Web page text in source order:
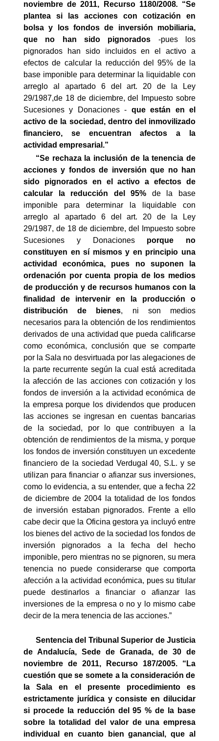
noviembre de 2011, Recurso 1180/2008. “Se
plantea si las acciones con cotización en
bolsa y los fondos de inversión mobiliaria,
que no han sido pignorados -pues los
pignorados han sido incluidos en el activo a
efectos de calcular la reducción del 95% de la
base imponible para determinar la liquidable con
arreglo al apartado 6 del art. 20 de la Ley
29/1987,de 18 de diciembre, del Impuesto sobre
Sucesiones y Donaciones - que están en el
activo de la sociedad, dentro del inmovilizado
financiero, se encuentran afectos a la
actividad empresarial.”
“Se rechaza la inclusión de la tenencia de
acciones y fondos de inversión que no han
sido pignorados en el activo a efectos de
calcular la reducción del 95% de la base
imponible para determinar la liquidable con
arreglo al apartado 6 del art. 20 de la Ley
29/1987, de 18 de diciembre, del Impuesto sobre
Sucesiones y Donaciones porque no
constituyen en sí mismos y en principio una
actividad económica, pues no suponen la
ordenación por cuenta propia de los medios
de producción y de recursos humanos con la
finalidad de intervenir en la producción o
distribución de bienes, ni son medios
necesarios para la obtención de los rendimientos
derivados de una actividad que pueda calificarse
como económica, conclusión que se comparte
por la Sala no desvirtuada por las alegaciones de
la parte recurrente según la cual está acreditada
la afección de las acciones con cotización y los
fondos de inversión a la actividad económica de
la empresa porque los dividendos que producen
las acciones se ingresan en cuentas bancarias
de la sociedad, por lo que contribuyen a la
obtención de rendimientos de la misma, y porque
los fondos de inversión constituyen un excedente
financiero de la sociedad Verdugal 40, S.L. y se
utilizan para financiar o afianzar sus inversiones,
como lo evidencia, a su entender, que a fecha 22
de diciembre de 2004 la totalidad de los fondos
de inversión estaban pignorados. Frente a ello
cabe decir que la Oficina gestora ya incluyó entre
los bienes del activo de la sociedad los fondos de
inversión pignorados a la fecha del hecho
imponible, pero mientras no se pignoren, su mera
tenencia no puede considerarse que comporta
afección a la actividad económica, pues su titular
puede destinarlos a financiar o afianzar las
inversiones de la empresa o no y lo mismo cabe
decir de la mera tenencia de las acciones.”
Sentencia del Tribunal Superior de Justicia
de Andalucía, Sede de Granada, de 30 de
noviembre de 2011, Recurso 187/2005. “La
cuestión que se somete a la consideración de
la Sala en el presente procedimiento es
estrictamente jurídica y consiste en dilucidar
si procede la reducción del 95 % de la base
sobre la totalidad del valor de una empresa
individual en cuanto bien ganancial, que al